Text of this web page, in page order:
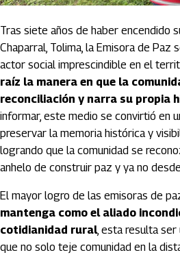
Tras siete años de haber encendido
Chaparral, Tolima, la Emisora de Paz
actor social imprescindible en el
raíz la manera en que la
reconciliación y narra su propia
informar, este medio se convirtió en
preservar la memoria histórica y
logrando que la comunidad se
anhelo de construir paz y ya no
El mayor logro de las emisoras de
mantenga como el aliado
cotidianidad rural, esta resulta ser
que no solo teje comunidad en la